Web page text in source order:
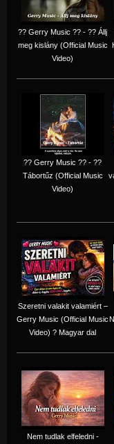
?? Gerry Music ?? - ?? Állj
meg kislány (Official Music
Video)
?? Gerry Music ?? - ??
Tábortűz (Official Music
Video)
Szeretni valakit valamiért –
Gerry Music (Official Music
Video) ? Magyar dal
Nem tudlak elfeledni -